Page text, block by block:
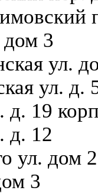
дом 3
ул.
ул. д.
д. 19
д. 12
ул. дом
3